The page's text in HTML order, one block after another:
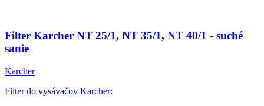
Filter Karcher NT 25/1, NT 35/1, NT 40/1 - suché
sanie
Karcher
Filter do vysávačov Karcher: